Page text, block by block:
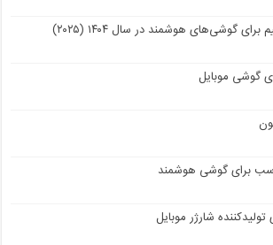
گوشی‌های هوشمند در سال ۱۴۰۴ (۲۰۲۵)
گوشی موبایل
برای گوشی هوشمند
شارژر موبایل